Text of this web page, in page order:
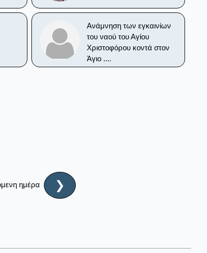
Ανάμνηση των εγκαινίων
του ναού του Αγίου
Χριστοφόρου κοντά στον
Άγιο ....
ημέρα ❯